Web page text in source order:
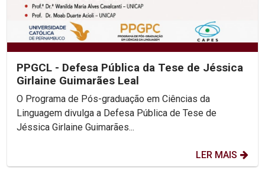
PPGCL - Defesa Pública da Tese de Jéssica
Girlaine Guimarães Leal
O Programa de Pós-graduação em Ciências da
Linguagem divulga a Defesa Pública de Tese de
Jéssica Girlaine Guimarães...
LER MAIS